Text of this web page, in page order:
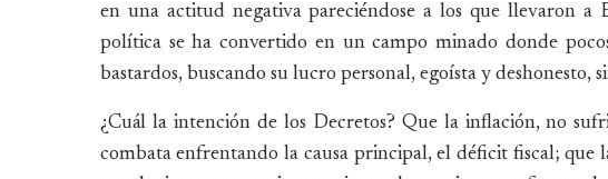
en una actitud negativa pareciéndose a los que llevaron a
política se ha convertido en un campo minado donde
bastardos, buscando su lucro personal, egoísta y
¿Cuál la intención de los Decretos? Que la inflación, no
combata enfrentando la causa principal, el déficit fiscal; que